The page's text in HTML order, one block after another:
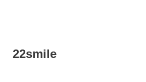
22smile